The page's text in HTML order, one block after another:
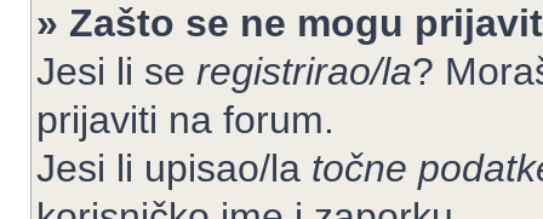
» Zašto se ne mogu
Jesi li se registrirao/la?
prijaviti na forum.
Jesi li upisao/la točne